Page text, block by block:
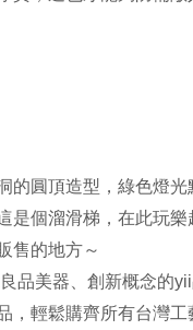
的圓頂造型，綠色燈
是個溜滑梯，在此玩樂
售的地方～
品美器、創新概念的
，輕鬆購齊所有台灣